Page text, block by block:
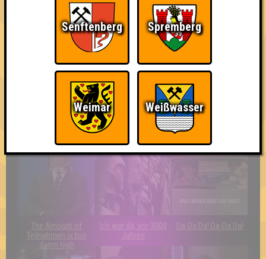
The Last of Us
Wiederzehn macht
Freude
Schon wieder zum
Quiz?!
Quizveteran
Wir sind immer bei
Nerven aus Stahl
The Amount of
Teilnahmen is too
damn high
Ich war da, vor 3000
Jahren
Da-Da Da! Da-Da Da!
Senftenberg Spremberg
Weimar Weißwasser